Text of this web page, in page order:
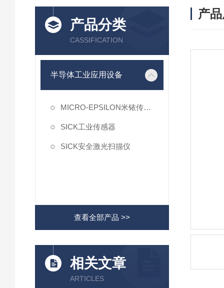
产品分类
CASSIFICATION
半导体工业应用设备
MICRO-EPSILON米铱传感器
SICK工业传感器
SICK安全激光扫描仪
查看全部产品 >>
相关文章
ARTICLES
产